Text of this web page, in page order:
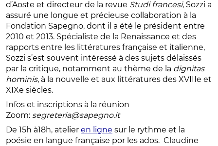
d’Aoste et directeur de la revue Studi francesi, Sozzi a
assuré une longue et précieuse collaboration à la
Fondation Sapegno, dont il a été le président entre
2010 et 2013. Spécialiste de la Renaissance et des
rapports entre les littératures française et italienne,
Sozzi s’est souvent intéressé à des sujets délaissés
par la critique, notamment au thème de la dignitas
hominis, à la nouvelle et aux littératures des XVIIIe et
XIXe siècles.
Infos et inscriptions à la réunion
Zoom: segreteria@sapegno.it
De 15h à18h, atelier en ligne sur le rythme et la
poésie en langue française por les ados. Claudine